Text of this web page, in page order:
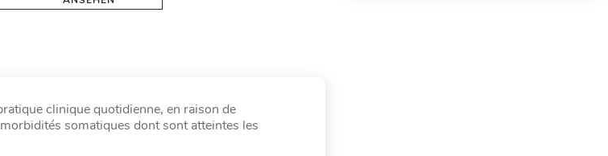
clinique quotidienne, en raison de
somatiques dont sont atteintes les